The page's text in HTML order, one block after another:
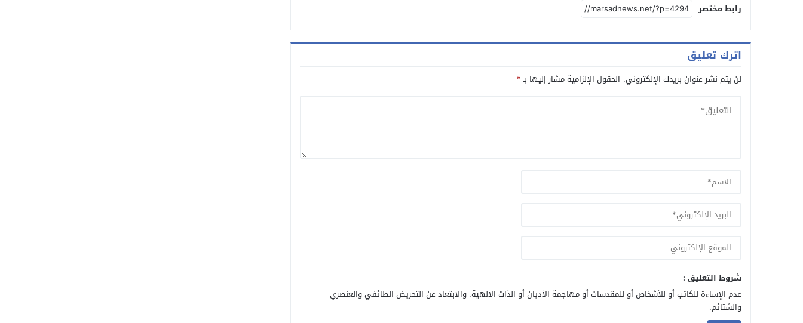
رابط مختصر
اترك تعليق
لن يتم نشر عنوان بريدك الإلكتروني. الحقول الإلزامية مشار إليها بـ*
شروط التعليق :
عدم الإساءة للكاتب أو للأشخاص أو للمقدسات أو مهاجمة الأديان أو الذات الالهية. والابتعاد عن التحريض الطائفي والعنصري
والشتائم.